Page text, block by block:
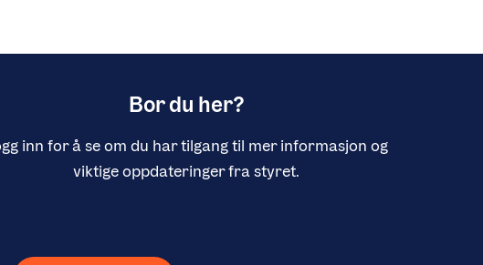
Bor du her?
inn for å se om du har tilgang til mer informasjon og
viktige oppdateringer fra styret.